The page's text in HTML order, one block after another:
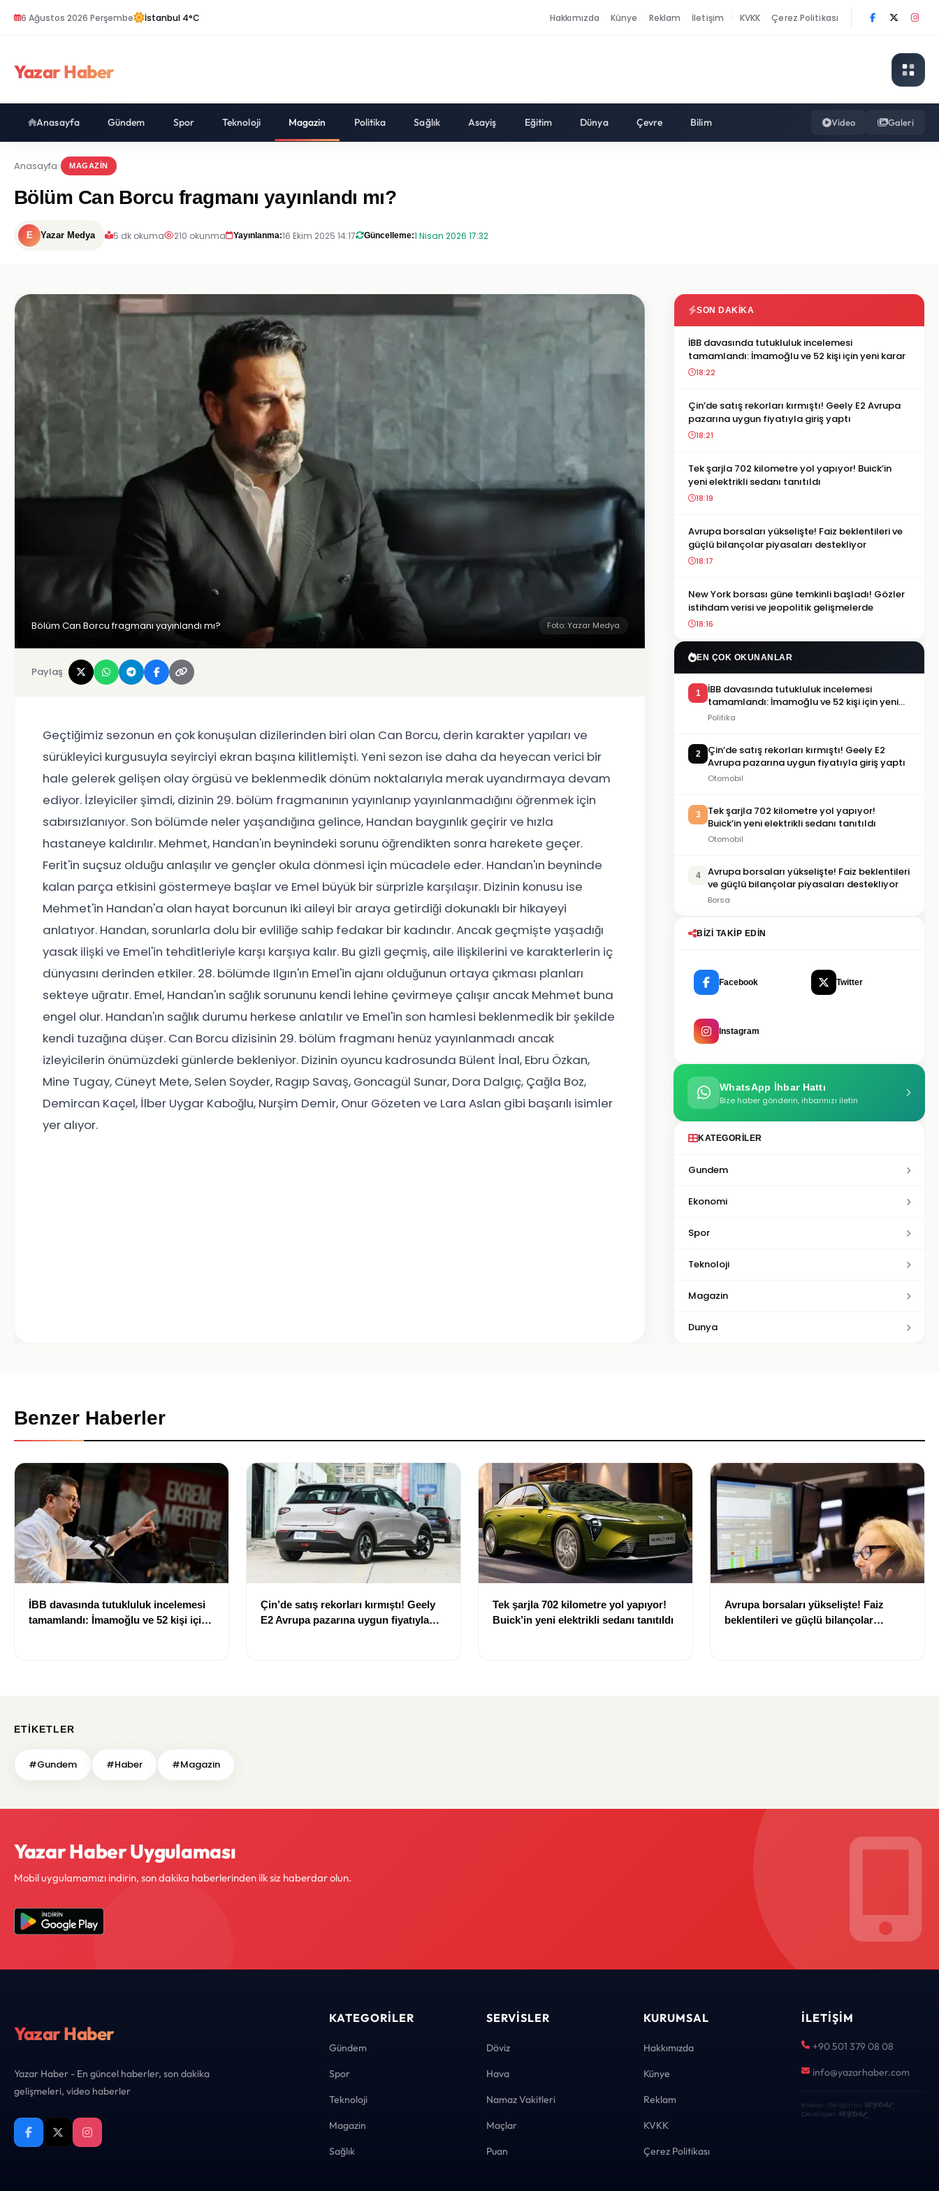
6 Ağustos 2026 Perşembe İstanbul 4°C Hakkımızda Künye Reklam İletişim KVKK Çerez Politikası
Yazar Haber
Anasayfa Gündem Spor Teknoloji Magazin Politika Sağlık Asayiş Eğitim Dünya Çevre Bilim Video Galeri
Anasayfa MAGAZIN
Bölüm Can Borcu fragmanı yayınlandı mı?
E Yazar Medya 5 dk okuma 210 okunma Yayınlanma:16 Ekim 2025 14:17 Güncelleme:1 Nisan 2026 17:32
Bölüm Can Borcu fragmanı yayınlandı mı? Foto: Yazar Medya
Paylaş
Geçtiğimiz sezonun en çok konuşulan dizilerinden biri olan Can Borcu, derin karakter yapıları ve
sürükleyici kurgusuyla seyirciyi ekran başına kilitlemişti. Yeni sezon ise daha da heyecan verici bir
hale gelerek gelişen olay örgüsü ve beklenmedik dönüm noktalarıyla merak uyandırmaya devam
ediyor. İzleyiciler şimdi, dizinin 29. bölüm fragmanının yayınlanıp yayınlanmadığını öğrenmek için
sabırsızlanıyor. Son bölümde neler yaşandığına gelince, Handan baygınlık geçirir ve hızla
hastaneye kaldırılır. Mehmet, Handan'ın beynindeki sorunu öğrendikten sonra harekete geçer.
Ferit'in suçsuz olduğu anlaşılır ve gençler okula dönmesi için mücadele eder. Handan'ın beyninde
kalan parça etkisini göstermeye başlar ve Emel büyük bir sürprizle karşılaşır. Dizinin konusu ise
Mehmet'in Handan'a olan hayat borcunun iki aileyi bir araya getirdiği dokunaklı bir hikayeyi
anlatıyor. Handan, sorunlarla dolu bir evliliğe sahip fedakar bir kadındır. Ancak geçmişte yaşadığı
yasak ilişki ve Emel'in tehditleriyle karşı karşıya kalır. Bu gizli geçmiş, aile ilişkilerini ve karakterlerin iç
dünyasını derinden etkiler. 28. bölümde Ilgın'ın Emel'in ajanı olduğunun ortaya çıkması planları
sekteye uğratır. Emel, Handan'ın sağlık sorununu kendi lehine çevirmeye çalışır ancak Mehmet buna
engel olur. Handan'ın sağlık durumu herkese anlatılır ve Emel'in son hamlesi beklenmedik bir şekilde
kendi tuzağına düşer. Can Borcu dizisinin 29. bölüm fragmanı henüz yayınlanmadı ancak
izleyicilerin önümüzdeki günlerde bekleniyor. Dizinin oyuncu kadrosunda Bülent İnal, Ebru Özkan,
Mine Tugay, Cüneyt Mete, Selen Soyder, Ragıp Savaş, Goncagül Sunar, Dora Dalgıç, Çağla Boz,
Demircan Kaçel, İlber Uygar Kaboğlu, Nurşim Demir, Onur Gözeten ve Lara Aslan gibi başarılı isimler
yer alıyor.
SON DAKIKA
İBB davasında tutukluluk incelemesi
tamamlandı: İmamoğlu ve 52 kişi için yeni karar
18:22
Çin’de satış rekorları kırmıştı! Geely E2 Avrupa
pazarına uygun fiyatıyla giriş yaptı
18:21
Tek şarjla 702 kilometre yol yapıyor! Buick’in
yeni elektrikli sedanı tanıtıldı
18:19
Avrupa borsaları yükselişte! Faiz beklentileri ve
güçlü bilançolar piyasaları destekliyor
18:17
New York borsası güne temkinli başladı! Gözler
istihdam verisi ve jeopolitik gelişmelerde
18:16
EN ÇOK OKUNANLAR
1
İBB davasında tutukluluk incelemesi
tamamlandı: İmamoğlu ve 52 kişi için yeni
karar
Politika
2
Çin’de satış rekorları kırmıştı! Geely E2
Avrupa pazarına uygun fiyatıyla giriş yaptı
Otomobil
3
Tek şarjla 702 kilometre yol yapıyor!
Buick’in yeni elektrikli sedanı tanıtıldı
Otomobil
4
Avrupa borsaları yükselişte! Faiz beklentileri
ve güçlü bilançolar piyasaları destekliyor
Borsa
BIZI TAKIP EDIN
Facebook Twitter
Instagram
WhatsApp İhbar Hattı
Bize haber gönderin, ihbarınızı iletin
KATEGORILER
Gundem
Ekonomi
Spor
Teknoloji
Magazin
Dunya
Benzer Haberler
İBB davasında tutukluluk incelemesi
tamamlandı: İmamoğlu ve 52 kişi için
Çin’de satış rekorları kırmıştı! Geely
E2 Avrupa pazarına uygun fiyatıyla
Tek şarjla 702 kilometre yol yapıyor!
Buick’in yeni elektrikli sedanı tanıtıldı
Avrupa borsaları yükselişte! Faiz
beklentileri ve güçlü bilançolar
ETIKETLER
#Gundem #Haber #Magazin
Yazar Haber Uygulaması
Mobil uygulamamızı indirin, son dakika haberlerinden ilk siz haberdar olun.
Yazar Haber
Yazar Haber - En güncel haberler, son dakika
gelişmeleri, video haberler
KATEGORILER
Gündem
Spor
Teknoloji
Magazin
Sağlık
SERVISLER
Döviz
Hava
Namaz Vakitleri
Maçlar
Puan
KURUMSAL
Hakkımızda
Künye
Reklam
KVKK
Çerez Politikası
İLETIŞIM
+90 501 379 08 08
info@yazarhaber.com
eNews · Geliştirici KEYDAL·
Developer KEYDAL